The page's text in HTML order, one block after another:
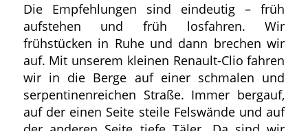
Die Empfehlungen sind eindeutig – früh
aufstehen und früh losfahren. Wir
frühstücken in Ruhe und dann brechen wir
auf. Mit unserem kleinen Renault-Clio fahren
wir in die Berge auf einer schmalen und
serpentinenreichen Straße. Immer bergauf,
auf der einen Seite steile Felswände und auf